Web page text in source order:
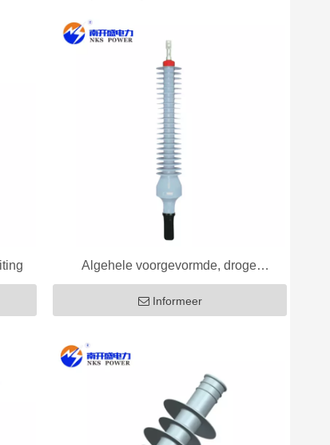
Algehele voorgevormde, droge
buitenaansluiting
Informeer